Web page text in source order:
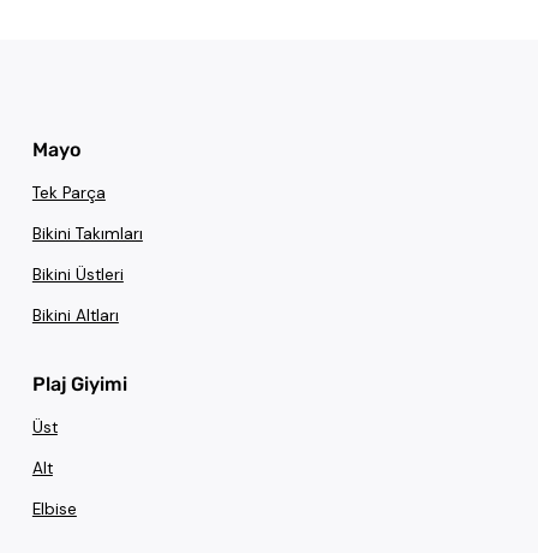
Mayo
Tek Parça
Bikini Takımları
Bikini Üstleri
Bikini Altları
Plaj Giyimi
Üst
Alt
Elbise